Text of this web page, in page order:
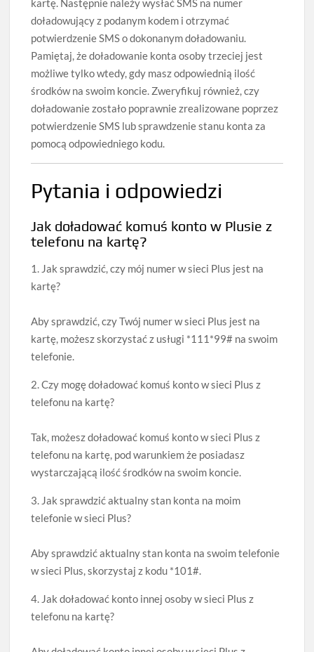
kartę. Następnie należy wysłać SMS na numer
doładowujący z podanym kodem i otrzymać
potwierdzenie SMS o dokonanym doładowaniu.
Pamiętaj, że doładowanie konta osoby trzeciej jest
możliwe tylko wtedy, gdy masz odpowiednią ilość
środków na swoim koncie. Zweryfikuj również, czy
doładowanie zostało poprawnie zrealizowane poprzez
potwierdzenie SMS lub sprawdzenie stanu konta za
pomocą odpowiedniego kodu.
Pytania i odpowiedzi
Jak doładować komuś konto w Plusie z
telefonu na kartę?
1. Jak sprawdzić, czy mój numer w sieci Plus jest na
kartę?
Aby sprawdzić, czy Twój numer w sieci Plus jest na
kartę, możesz skorzystać z usługi *111*99# na swoim
telefonie.
2. Czy mogę doładować komuś konto w sieci Plus z
telefonu na kartę?
Tak, możesz doładować komuś konto w sieci Plus z
telefonu na kartę, pod warunkiem że posiadasz
wystarczającą ilość środków na swoim koncie.
3. Jak sprawdzić aktualny stan konta na moim
telefonie w sieci Plus?
Aby sprawdzić aktualny stan konta na swoim telefonie
w sieci Plus, skorzystaj z kodu *101#.
4. Jak doładować konto innej osoby w sieci Plus z
telefonu na kartę?